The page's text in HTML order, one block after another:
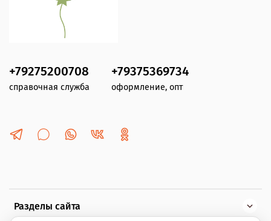
Разделы сайта
+79275200708
справочная служба
+79375369734
оформление, опт